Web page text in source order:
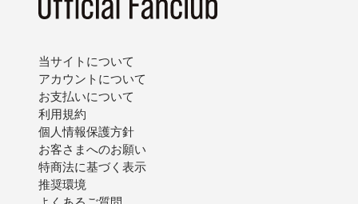
当サイトについて
アカウントについて
お支払いについて
利用規約
個人情報保護方針
お客さまへのお願い
特商法に基づく表示
推奨環境